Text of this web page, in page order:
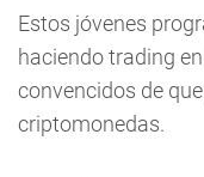
Estos jóvenes
haciendo trading
convencidos de
criptomonedas.